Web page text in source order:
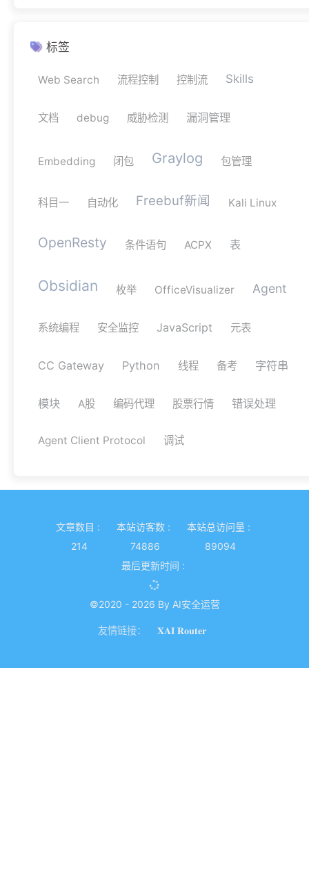
科目一
标签
Web Search 流程控制 控制流 Skills
文档 debug 威胁检测 漏洞管理
Embedding 闭包 Graylog 包管理
科目一 自动化 Freebuf新闻 Kali Linux
OpenResty 条件语句 ACPX 表
Obsidian 枚举 OfficeVisualizer Agent
系统编程 安全监控 JavaScript 元表
CC Gateway Python 线程 备考 字符串
模块 A股 编码代理 股票行情 错误处理
Agent Client Protocol 调试
文章数目 :
214
本站访客数 :
74886
本站总访问量 :
89094
最后更新时间 :
©2020 - 2026 By AI安全运营
友情链接： 𝐗𝐀𝐈 𝐑𝐨𝐮𝐭𝐞𝐫